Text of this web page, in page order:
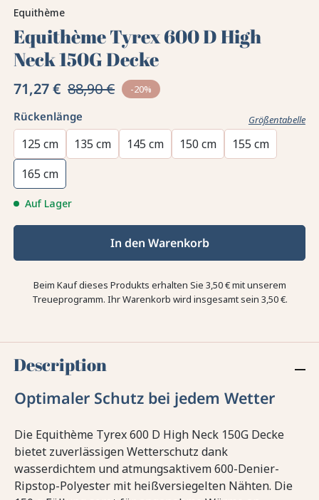
Equithème
Equithème Tyrex 600 D High
Neck 150G Decke
71,27 € 88,90 € -20%
Rückenlänge Größentabelle
125 cm 135 cm 145 cm 150 cm
155 cm
165 cm
Auf Lager
In den Warenkorb
Beim Kauf dieses Produkts erhalten Sie 3,50 €mit unserem
Treueprogramm. Ihr Warenkorb wird insgesamt sein 3,50 €.
Description
Optimaler Schutz bei jedem Wetter
Die Equithème Tyrex 600 D High Neck 150G Decke
bietet zuverlässigen Wetterschutz dank
wasserdichtem und atmungsaktivem 600-Denier-
Ripstop-Polyester mit heißversiegelten Nähten. Die